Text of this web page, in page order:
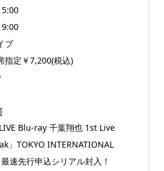
ブ
指定￥7,200(税込)
Blu-ray 千葉翔也 1st Live
」TOKYO INTERNATIONAL
速先行申込シリアル封入！